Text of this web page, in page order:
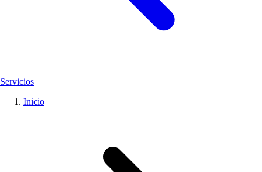
Servicios
Inicio